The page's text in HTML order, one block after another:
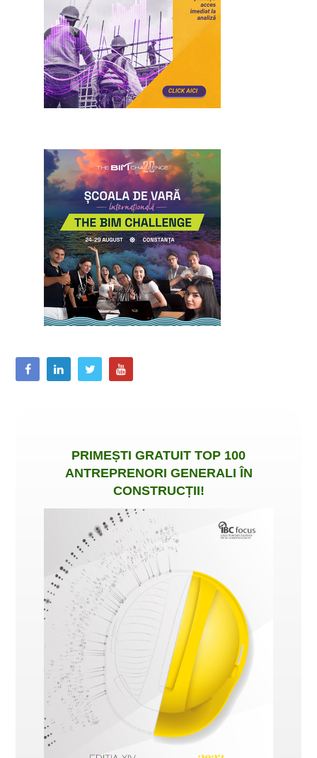
PRIMEȘTI GRATUIT TOP 100
ANTREPRENORI GENERALI ÎN
CONSTRUCȚII!